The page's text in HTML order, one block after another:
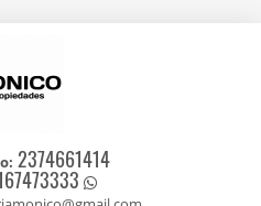
2374661414